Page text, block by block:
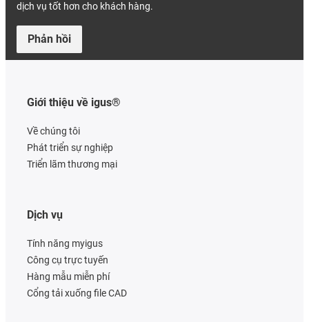
dịch vụ tốt hơn cho khách hàng.
Phản hồi
Giới thiệu về igus®
Về chúng tôi
Phát triển sự nghiệp
Triển lãm thương mại
Dịch vụ
Tính năng myigus
Công cụ trực tuyến
Hàng mẫu miễn phí
Cổng tải xuống file CAD